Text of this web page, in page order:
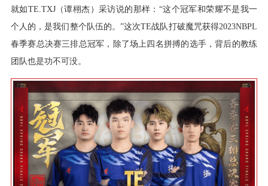
就如TE.TXJ（谭栩杰）采访说的那样：“这个冠军和荣耀不是我一
个人的，是我们整个队伍的。”这次TE战队打破魔咒获得2023NBPL
春季赛总决赛三排总冠军，除了场上四名拼搏的选手，背后的教练
团队也是功不可没。